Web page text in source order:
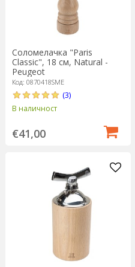
Соломелачка "Paris
Classic", 18 см, Natural -
Peugeot
Код: 0870418SME
(3)
В наличност
€41,00